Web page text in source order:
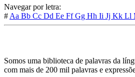
Navegar por letra:
# Aa Bb Cc Dd Ee FfGg Hh Ii Jj Kk Ll
Somos uma biblioteca de palavras da
com mais de 200 mil palavras e